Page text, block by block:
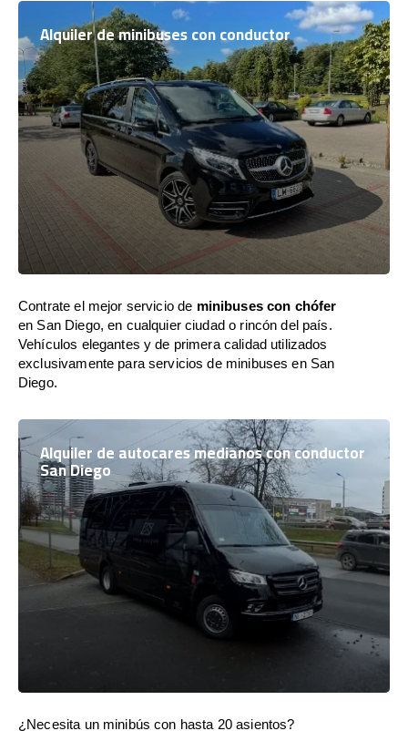
Alquiler de minibuses con conductor
Contrate el mejor servicio de minibuses con chófer
en San Diego, en cualquier ciudad o rincón del país.
Vehículos elegantes y de primera calidad utilizados
exclusivamente para servicios de minibuses en San
Diego.
Alquiler de autocares medianos con conductor
San Diego
¿Necesita un minibús con hasta 20 asientos?